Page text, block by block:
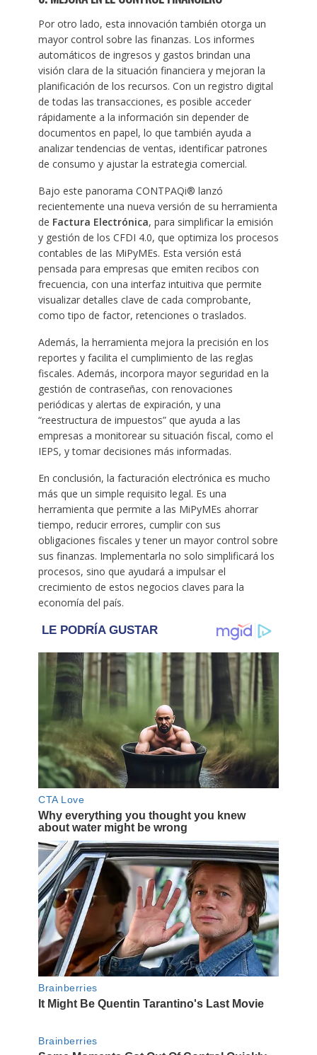
Por otro lado, esta innovación también otorga un
mayor control sobre las finanzas. Los informes
automáticos de ingresos y gastos brindan una
visión clara de la situación financiera y mejoran la
planificación de los recursos. Con un registro digital
de todas las transacciones, es posible acceder
rápidamente a la información sin depender de
documentos en papel, lo que también ayuda a
analizar tendencias de ventas, identificar patrones
de consumo y ajustar la estrategia comercial.
Bajo este panorama CONTPAQi® lanzó
recientemente una nueva versión de su herramienta
de Factura Electrónica, para simplificar la emisión
y gestión de los CFDI 4.0, que optimiza los procesos
contables de las MiPyMEs. Esta versión está
pensada para empresas que emiten recibos con
frecuencia, con una interfaz intuitiva que permite
visualizar detalles clave de cada comprobante,
como tipo de factor, retenciones o traslados.
Además, la herramienta mejora la precisión en los
reportes y facilita el cumplimiento de las reglas
fiscales. Además, incorpora mayor seguridad en la
gestión de contraseñas, con renovaciones
periódicas y alertas de expiración, y una
“reestructura de impuestos” que ayuda a las
empresas a monitorear su situación fiscal, como el
IEPS, y tomar decisiones más informadas.
En conclusión, la facturación electrónica es mucho
más que un simple requisito legal. Es una
herramienta que permite a las MiPyMEs ahorrar
tiempo, reducir errores, cumplir con sus
obligaciones fiscales y tener un mayor control sobre
sus finanzas. Implementarla no solo simplificará los
procesos, sino que ayudará a impulsar el
crecimiento de estos negocios claves para la
economía del país.